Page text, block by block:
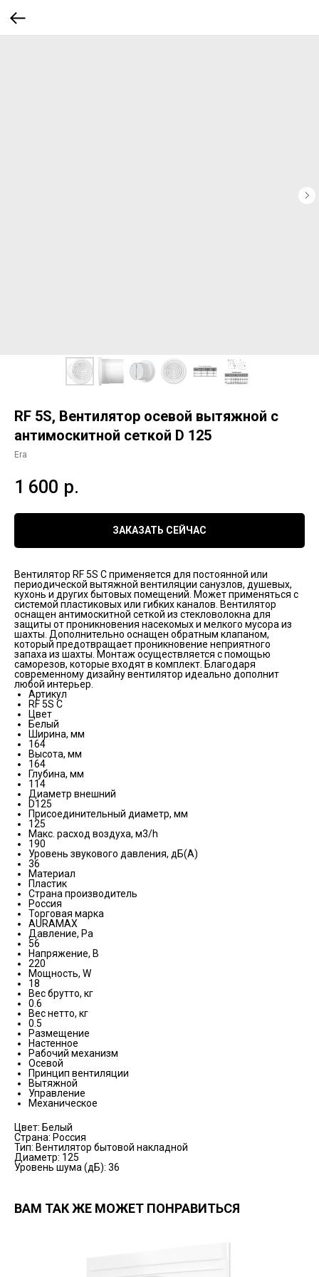
RF 5S, Вентилятор осевой вытяжной с
антимоскитной сеткой D 125
Era
1 600 р.
ЗАКАЗАТЬ СЕЙЧАС
Вентилятор RF 5S C применяется для постоянной или
периодической вытяжной вентиляции санузлов, душевых,
кухонь и других бытовых помещений. Может применяться с
системой пластиковых или гибких каналов. Вентилятор
оснащен антимоскитной сеткой из стекловолокна для
защиты от проникновения насекомых и мелкого мусора из
шахты. Дополнительно оснащен обратным клапаном,
который предотвращает проникновение неприятного
запаха из шахты. Монтаж осуществляется с помощью
саморезов, которые входят в комплект. Благодаря
современному дизайну вентилятор идеально дополнит
любой интерьер.
Артикул
RF 5S C
Цвет
Белый
Ширина, мм
164
Высота, мм
164
Глубина, мм
114
Диаметр внешний
D125
Присоединительный диаметр, мм
125
Макс. расход воздуха, м3/h
190
Уровень звукового давления, дБ(А)
36
Материал
Пластик
Страна производитель
Россия
Торговая марка
AURAMAX
Давление, Pa
56
Напряжение, В
220
Мощность, W
18
Вес брутто, кг
0.6
Вес нетто, кг
0.5
Размещение
Настенное
Рабочий механизм
Осевой
Принцип вентиляции
Вытяжной
Управление
Механическое
Цвет: Белый
Страна: Россия
Тип: Вентилятор бытовой накладной
Диаметр: 125
Уровень шума (дБ): 36
ВАМ ТАК ЖЕ МОЖЕТ ПОНРАВИТЬСЯ